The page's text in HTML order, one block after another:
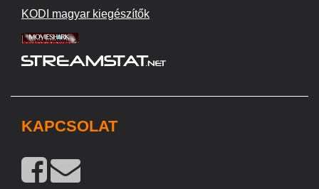
KODI magyar kiegészítők
KAPCSOLAT